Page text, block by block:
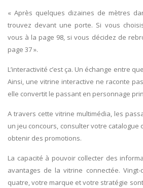
« Après quelques dizaines de mètres
trouvez devant une porte. Si vous
vous à la page 98, si vous décidez de
page 37 ».
L’interactivité c’est ça. Un échange entre
Ainsi, une vitrine interactive ne raconte
elle convertit le passant en personnage
A travers cette vitrine multimédia, les
un jeu concours, consulter votre catalogue
obtenir des promotions.
La capacité à pouvoir collecter des
avantages de la vitrine connectée.
quatre, votre marque et votre stratégie